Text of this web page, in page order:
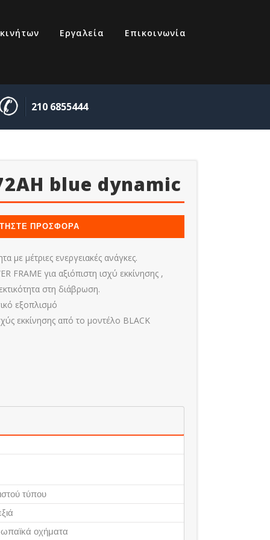
Εργαλεία Επικοινωνία
210 6855444
blue dynamic
ΠΡΟΣΦΟΡΑ
με μέτριες ενεργειακές ανάγκες.
FRAME για αξιόπιστη ισχύ εκκίνησης ,
στη διάβρωση.
εξοπλισμό
εκκίνησης από το μοντέλο BLACK
τύπου
οχήματα